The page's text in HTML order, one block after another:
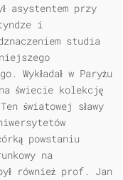
asystentem przy
i
studia
Wykładał w Paryżu
świecie kolekcję
światowej sławy
powstaniu
na
również prof. Jan